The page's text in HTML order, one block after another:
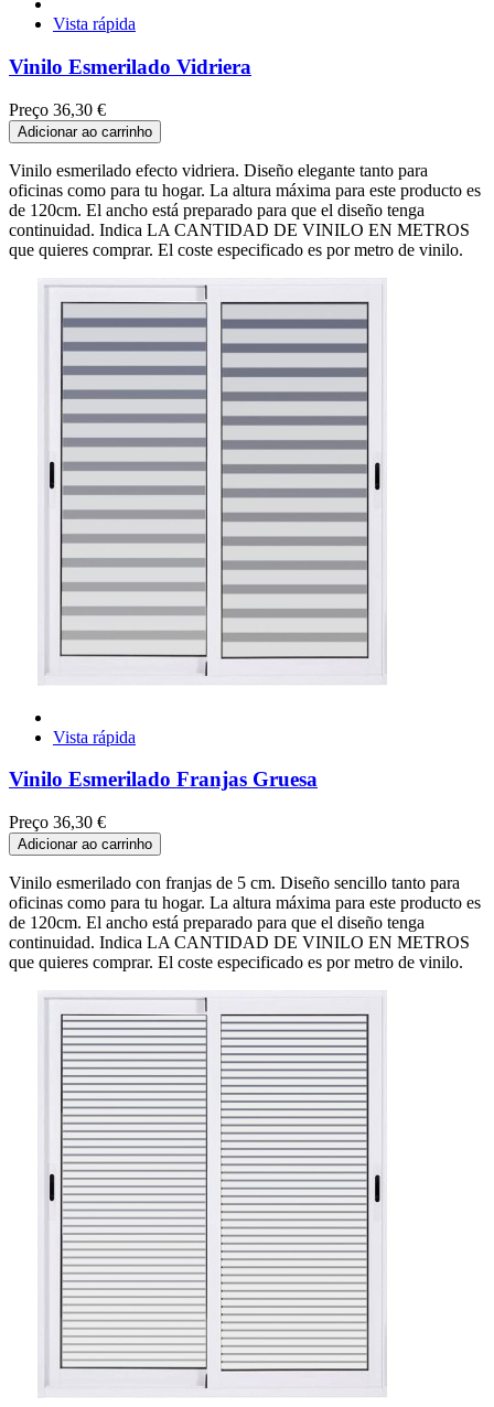
Vista rápida
Vinilo Esmerilado Vidriera
Preço 36,30 €
Adicionar ao carrinho
Vinilo esmerilado efecto vidriera. Diseño elegante tanto para
oficinas como para tu hogar. La altura máxima para este producto es
de 120cm. El ancho está preparado para que el diseño tenga
continuidad. Indica LA CANTIDAD DE VINILO EN METROS
que quieres comprar. El coste especificado es por metro de vinilo.
Vista rápida
Vinilo Esmerilado Franjas Gruesa
Preço 36,30 €
Adicionar ao carrinho
Vinilo esmerilado con franjas de 5 cm. Diseño sencillo tanto para
oficinas como para tu hogar. La altura máxima para este producto es
de 120cm. El ancho está preparado para que el diseño tenga
continuidad. Indica LA CANTIDAD DE VINILO EN METROS
que quieres comprar. El coste especificado es por metro de vinilo.